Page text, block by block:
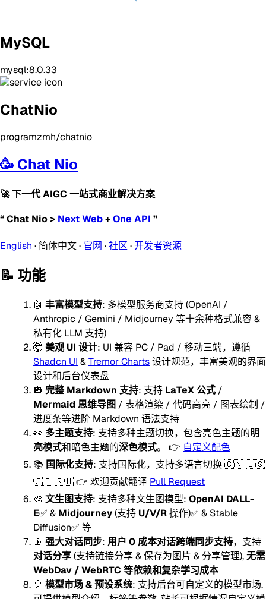
MySQL
mysql:8.0.33
ChatNio
programzmh/chatnio
🥳 Chat Nio
🚀 下一代 AIGC 一站式商业解决方案
“ Chat Nio > Next Web+One API ”
English · 简体中文 · 官网 ·社区·开发者资源
📝 功能
🤖️ 丰富模型支持: 多模型服务商支持 (OpenAI /
Anthropic / Gemini / Midjourney 等十余种格式兼容 &
私有化 LLM 支持)
🤯 美观 UI 设计: UI 兼容 PC / Pad / 移动三端，遵循
Shadcn UI &Tremor Charts设计规范，丰富美观的界面
设计和后台仪表盘
🎃 完整 Markdown 支持: 支持 LaTeX 公式 /
Mermaid 思维导图 / 表格渲染 / 代码高亮 / 图表绘制 /
进度条等进阶 Markdown 语法支持
👀 多主题支持: 支持多种主题切换，包含亮色主题的明
亮模式和暗色主题的深色模式。 👉 自定义配色
📚 国际化支持: 支持国际化，支持多语言切换 🇨🇳 🇺🇸
🇯🇵 🇷🇺 👉 欢迎贡献翻译 Pull Request
🎨 文生图支持: 支持多种文生图模型: OpenAI DALL-
E✅ & Midjourney(支持 U/V/R操作)✅ & Stable
Diffusion✅ 等
📡 强大对话同步: 用户 0 成本对话跨端同步支持，支持
对话分享(支持链接分享 & 保存为图片 & 分享管理),无需
WebDav / WebRTC 等依赖和复杂学习成本
🎈 模型市场 & 预设系统: 支持后台可自定义的模型市场,